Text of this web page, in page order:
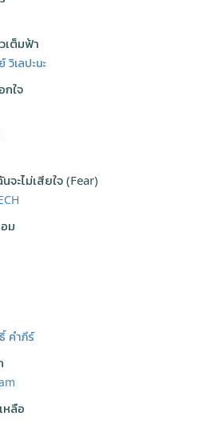
เต็มฟ้า
วิเลปะนะ
กใจ
จะไม่เสียใจ (Fear)
ม
คำภีร์
หลือ